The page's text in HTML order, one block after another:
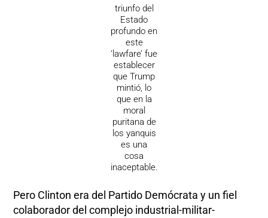
triunfo del
Estado
profundo en
este
‘lawfare’ fue
establecer
que Trump
mintió, lo
que en la
moral
puritana de
los yanquis
es una
cosa
inaceptable.
Pero Clinton era del Partido Demócrata y un fiel
colaborador del complejo industrial-militar-